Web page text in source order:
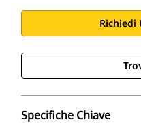
Richiedi
Specifiche Chiave